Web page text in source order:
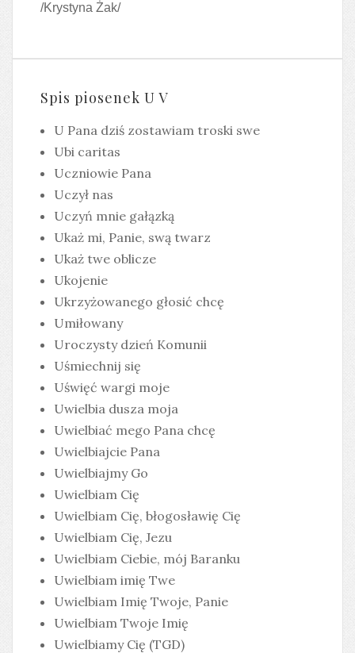
/Krystyna Żak/
Spis piosenek U V
U Pana dziś zostawiam troski swe
Ubi caritas
Uczniowie Pana
Uczył nas
Uczyń mnie gałązką
Ukaż mi, Panie, swą twarz
Ukaż twe oblicze
Ukojenie
Ukrzyżowanego głosić chcę
Umiłowany
Uroczysty dzień Komunii
Uśmiechnij się
Uświęć wargi moje
Uwielbia dusza moja
Uwielbiać mego Pana chcę
Uwielbiajcie Pana
Uwielbiajmy Go
Uwielbiam Cię
Uwielbiam Cię, błogosławię Cię
Uwielbiam Cię, Jezu
Uwielbiam Ciebie, mój Baranku
Uwielbiam imię Twe
Uwielbiam Imię Twoje, Panie
Uwielbiam Twoje Imię
Uwielbiamy Cię (TGD)